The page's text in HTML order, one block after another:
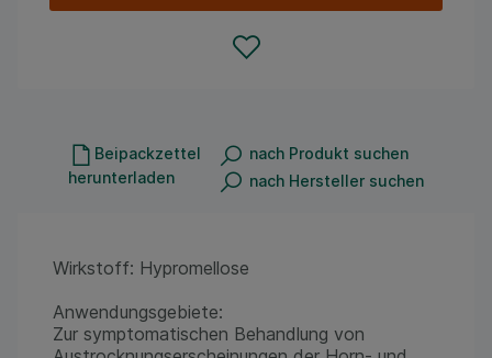
Beipackzettel
herunterladen
nach Produkt suchen
nach Hersteller suchen
Wirkstoff: Hypromellose
Anwendungsgebiete:
Zur symptomatischen Behandlung von